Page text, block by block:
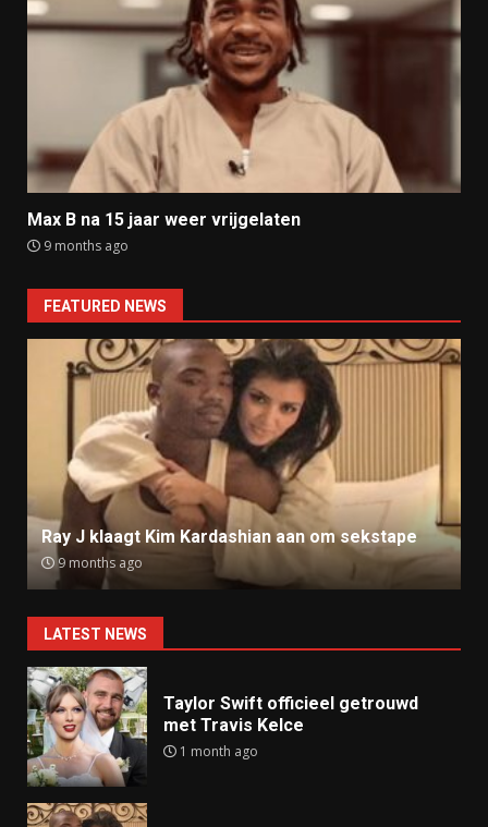
Max B na 15 jaar weer vrijgelaten
9 months ago
FEATURED NEWS
Ray J klaagt Kim Kardashian aan om sekstape
9 months ago
LATEST NEWS
Taylor Swift officieel getrouwd
met Travis Kelce
1 month ago